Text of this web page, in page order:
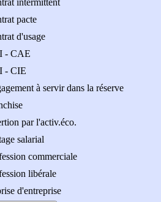
intermittent
pacte
d'usage
- CAE
- CIE
à servir dans la réserve
par l'activ.éco.
salarial
commerciale
libérale
d'entreprise